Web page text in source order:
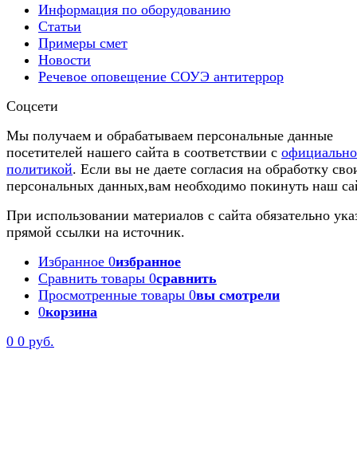
Информация по оборудованию
Статьи
Примеры смет
Новости
Речевое оповещение СОУЭ антитеррор
Соцсети
Мы получаем и обрабатываем персональные данные
посетителей нашего сайта в соответствии с
политикой. Если вы не даете согласия на обработку
персональных данных,вам необходимо покинуть наш
При использовании материалов с сайта обязательно
прямой ссылки на источник.
Избранное 0избранное
Сравнить товары 0сравнить
Просмотренные товары 0вы смотрели
0корзина
0 0 руб.